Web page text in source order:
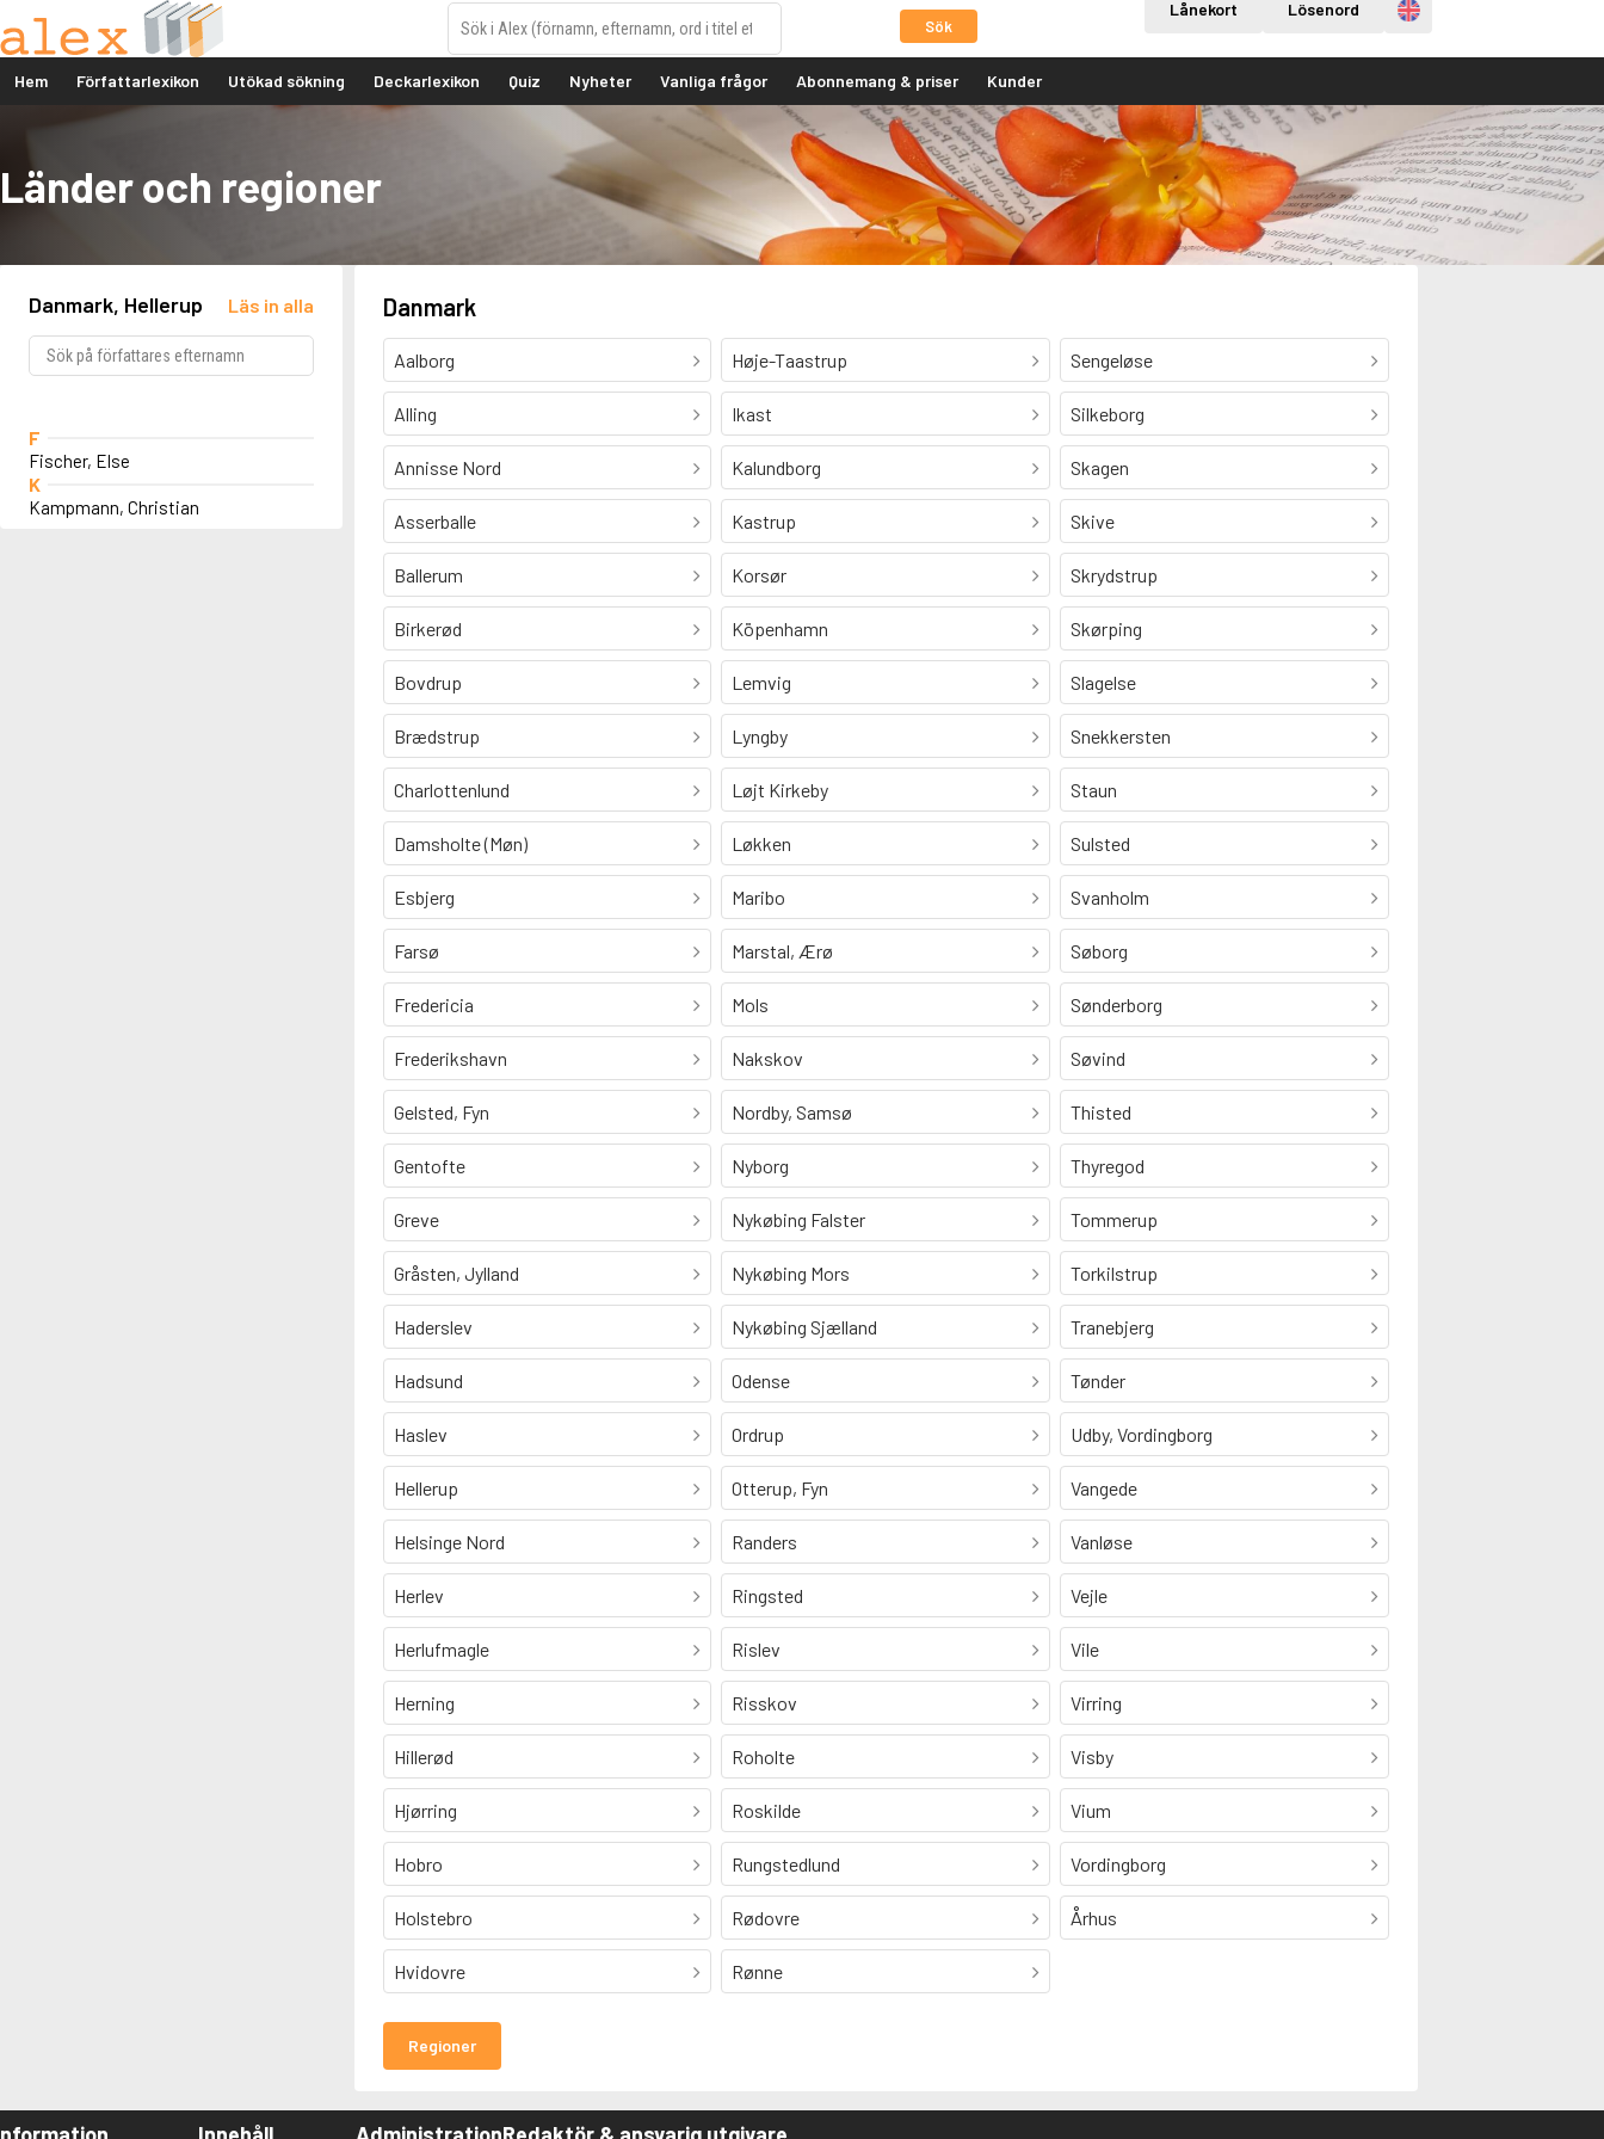
Sök
Lånekort Lösenord Engelska
Hem Författarlexikon Utökad sökning Deckarlexikon Quiz Nyheter Vanliga frågor Abonnemang & priser Kunder
Länder och regioner
Danmark, Hellerup Läs in alla
F
Fischer, Else
K
Kampmann, Christian
Danmark
Aalborg
Alling
Annisse Nord
Asserballe
Ballerum
Birkerød
Bovdrup
Brædstrup
Charlottenlund
Damsholte (Møn)
Esbjerg
Farsø
Fredericia
Frederikshavn
Gelsted, Fyn
Gentofte
Greve
Gråsten, Jylland
Haderslev
Hadsund
Haslev
Hellerup
Helsinge Nord
Herlev
Herlufmagle
Herning
Hillerød
Hjørring
Hobro
Holstebro
Hvidovre
Høje-Taastrup
Ikast
Kalundborg
Kastrup
Korsør
Köpenhamn
Lemvig
Lyngby
Løjt Kirkeby
Løkken
Maribo
Marstal, Ærø
Mols
Nakskov
Nordby, Samsø
Nyborg
Nykøbing Falster
Nykøbing Mors
Nykøbing Sjælland
Odense
Ordrup
Otterup, Fyn
Randers
Ringsted
Rislev
Risskov
Roholte
Roskilde
Rungstedlund
Rødovre
Rønne
Sengeløse
Silkeborg
Skagen
Skive
Skrydstrup
Skørping
Slagelse
Snekkersten
Staun
Sulsted
Svanholm
Søborg
Sønderborg
Søvind
Thisted
Thyregod
Tommerup
Torkilstrup
Tranebjerg
Tønder
Udby, Vordingborg
Vangede
Vanløse
Vejle
Vile
Virring
Visby
Vium
Vordingborg
Århus
Regioner